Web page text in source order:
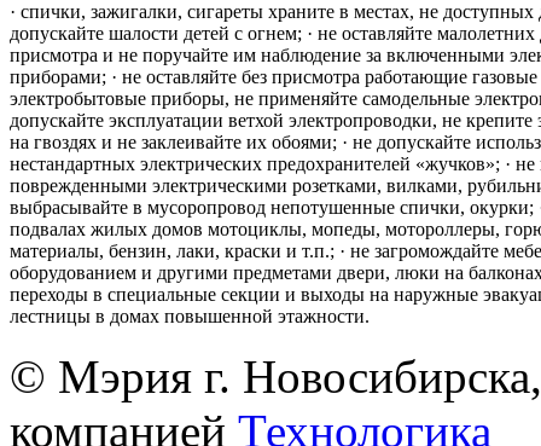
· спички, зажигалки, сигареты храните в местах, не доступных
допускайте шалости детей с огнем; · не оставляйте малолетних
присмотра и не поручайте им наблюдение за включенными
приборами; · не оставляйте без присмотра работающие
электробытовые приборы, не применяйте самодельные
допускайте эксплуатации ветхой электропроводки, не крепите
на гвоздях и не заклеивайте их обоями; · не допускайте
нестандартных электрических предохранителей «жучков»; · не
поврежденными электрическими розетками, вилками,
выбрасывайте в мусоропровод непотушенные спички, окурки;
подвалах жилых домов мотоциклы, мопеды, мотороллеры,
материалы, бензин, лаки, краски и т.п.; · не загромождайте
оборудованием и другими предметами двери, люки на
переходы в специальные секции и выходы на наружные
лестницы в домах повышенной этажности.
© Мэрия г.
компанией Технологика